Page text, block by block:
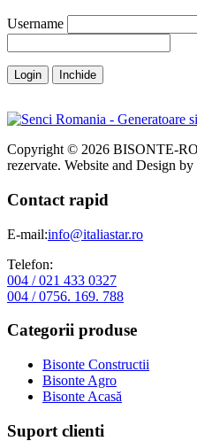
Username
Login Inchide
Copyright © 2026 BISONTE-
rezervate. Website and Design by
Contact rapid
E-mail:info@italiastar.ro
Telefon:
004 / 021 433 0327
004 / 0756. 169. 788
Categorii produse
Bisonte Constructii
Bisonte Agro
Bisonte Acasă
Suport clienti